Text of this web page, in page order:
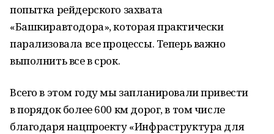
попытка рейдерского захвата
«Башкиравтодора», которая практически
парализовала все процессы. Теперь важно
выполнить все в срок.
Всего в этом году мы запланировали привести
в порядок более 600 км дорог, в том числе
благодаря нацпроекту «Инфраструктура для